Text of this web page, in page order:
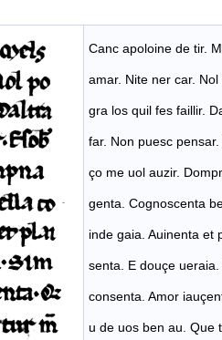
Canc apoloine de tir.
amar. Nite ner car. Nol
gra los quil fes faillir.
far. Non puesc
ço me uol auzir.
genta. Cognoscenta
inde gaia. Auinenta et
senta. E douçe ueraia.
consenta. Amor
u de uos ben au. Que